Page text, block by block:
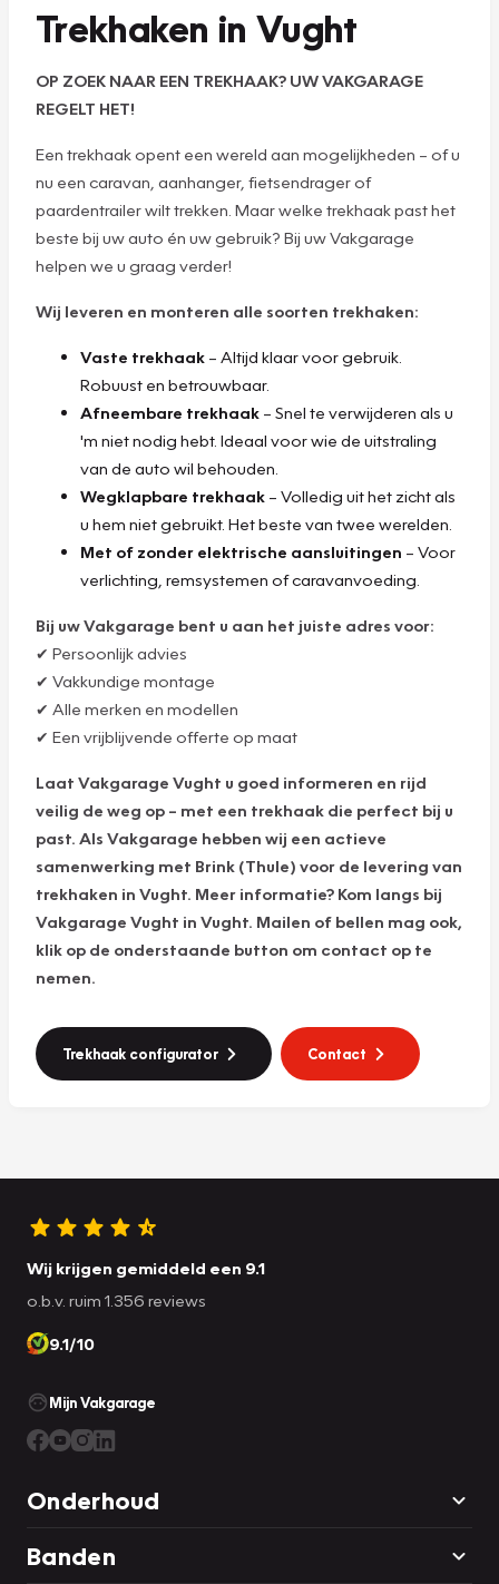
Trekhaken in Vught
OP ZOEK NAAR EEN TREKHAAK? UW VAKGARAGE
REGELT HET!
Een trekhaak opent een wereld aan mogelijkheden – of u
nu een caravan, aanhanger, fietsendrager of
paardentrailer wilt trekken. Maar welke trekhaak past het
beste bij uw auto én uw gebruik? Bij uw Vakgarage
helpen we u graag verder!
Wij leveren en monteren alle soorten trekhaken:
Vaste trekhaak – Altijd klaar voor gebruik.
Robuust en betrouwbaar.
Afneembare trekhaak – Snel te verwijderen als u
'm niet nodig hebt. Ideaal voor wie de uitstraling
van de auto wil behouden.
Wegklapbare trekhaak – Volledig uit het zicht als
u hem niet gebruikt. Het beste van twee werelden.
Met of zonder elektrische aansluitingen – Voor
verlichting, remsystemen of caravanvoeding.
Bij uw Vakgarage bent u aan het juiste adres voor:
✔ Persoonlijk advies
✔ Vakkundige montage
✔ Alle merken en modellen
✔ Een vrijblijvende offerte op maat
Laat Vakgarage Vught u goed informeren en rijd
veilig de weg op – met een trekhaak die perfect bij u
past. Als Vakgarage hebben wij een actieve
samenwerking met Brink (Thule) voor de levering van
trekhaken in Vught. Meer informatie? Kom langs bij
Vakgarage Vught in Vught. Mailen of bellen mag ook,
klik op de onderstaande button om contact op te
nemen.
Trekhaak configurator Contact
Wij krijgen gemiddeld een 9.1
o.b.v. ruim 1.356 reviews
9.1/10
Mijn Vakgarage
Onderhoud
Banden